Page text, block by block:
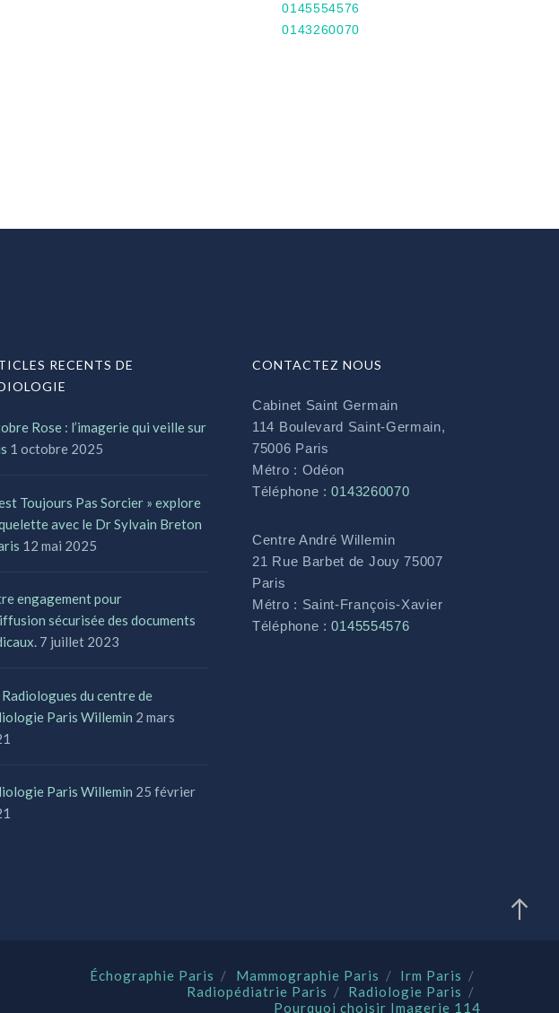
0145554576
0143260070
RECENTS DE
Rose : l’imagerie qui veille sur
1 octobre 2025
Toujours Pas Sorcier » explore
avec le Dr Sylvain Breton
12 mai 2025
engagement pour
sécurisée des documents
7 juillet 2023
Radiologues du centre de
Paris Willemin 2 mars
Paris Willemin 25 février
CONTACTEZ NOUS
Cabinet Saint Germain
114 Boulevard Saint-Germain,
75006 Paris
Métro : Odéon
Téléphone :0143260070
Centre André Willemin
21 Rue Barbet de Jouy 75007
Paris
Métro : Saint-François-Xavier
Téléphone :0145554576
Échographie Paris Mammographie Paris
Irm Paris
Radiopédiatrie Paris
Radiologie Paris
Pourquoi choisir Imagerie 114